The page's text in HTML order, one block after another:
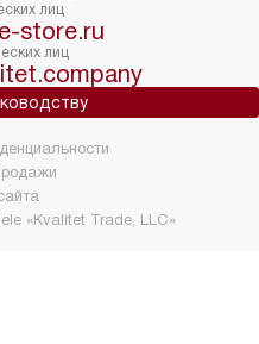
лиц
store.ru
лиц
«Kvalitet Trade, LLC»